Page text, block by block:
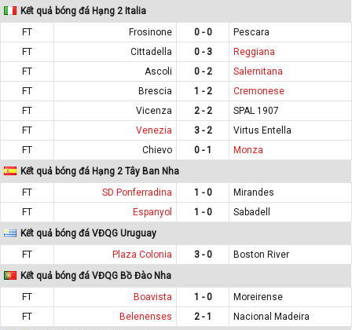
Kết quả bóng đá Hạng 2 Italia
FT
Frosinone 0 - 0
Pescara
FT
Cittadella 0 - 3
Reggiana
FT
Ascoli 0 - 2
Salernitana
FT
Brescia 1 - 2
Cremonese
FT
Vicenza 2 - 2
SPAL 1907
FT
Venezia 3 - 2
Virtus Entella
FT
Chievo 0 - 1
Monza
Kết quả bóng đá Hạng 2 Tây Ban Nha
FT
SD Ponferradina 1 - 0
Mirandes
FT
Espanyol 1 - 0
Sabadell
Kết quả bóng đá VĐQG Uruguay
FT
Plaza Colonia 3 - 0
Boston River
Kết quả bóng đá VĐQG Bồ Đào Nha
FT
Boavista 1 - 0
Moreirense
FT
Belenenses 2 - 1
Nacional Madeira